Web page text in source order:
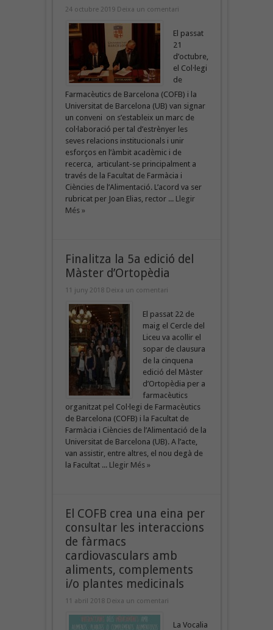
24 octubre 2019 Deixa un comentari
El passat
21
d’octubre,
el Col·legi
de
Farmacèutics de Barcelona (COFB) i la
Universitat de Barcelona (UB) van signar
un conveni on s’estableix un marc de
col·laboració per tal d’estrènyer les
seves relacions institucionals i unir
esforços en l’àmbit acadèmic i de
recerca, articulant-se principalment a
través de la Facultat de Farmàcia i
Ciències de l’Alimentació. L’acord va ser
rubricat per Joan Elias, rector ... Llegir
Més »
Finalitza la 5a edició del
Màster d’Ortopèdia
11 juny 2018 Deixa un comentari
El passat 22 de
maig el Cercle del
Liceu va acollir el
sopar de clausura
de la cinquena
edició del Màster
d’Ortopèdia per a
farmacèutics
organitzat pel Col·legi de Farmacèutics
de Barcelona (COFB) i la Facultat de
Farmàcia i Ciències de l’Alimentació de la
Universitat de Barcelona (UB). A l’acte,
van assistir, entre altres, el nou degà de
la Facultat ... Llegir Més »
El COFB crea una eina per
consultar les interaccions
de fàrmacs
cardiovasculars amb
aliments, complements
i/o plantes medicinals
11 abril 2018 Deixa un comentari
La Vocalia